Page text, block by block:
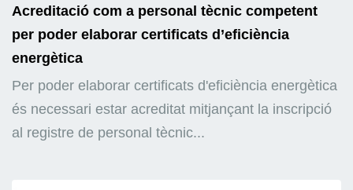
Acreditació com a personal tècnic competent
per poder elaborar certificats d’eficiència
energètica
Per poder elaborar certificats d'eficiència energètica
és necessari estar acreditat mitjançant la inscripció
al registre de personal tècnic...